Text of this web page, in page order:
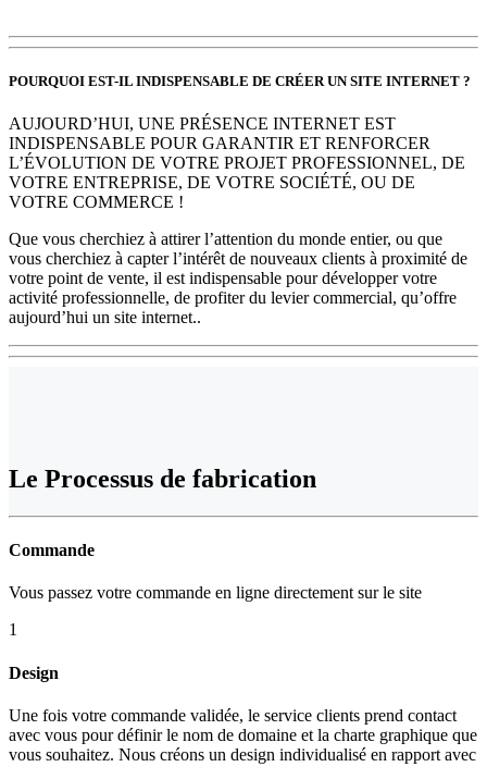
POURQUOI EST-IL INDISPENSABLE DE CRÉER UN SITE INTERNET ?
AUJOURD’HUI, UNE PRÉSENCE INTERNET EST
INDISPENSABLE POUR GARANTIR ET RENFORCER
L’ÉVOLUTION DE VOTRE PROJET PROFESSIONNEL, DE
VOTRE ENTREPRISE, DE VOTRE SOCIÉTÉ, OU DE
VOTRE COMMERCE !
Que vous cherchiez à attirer l’attention du monde entier, ou que
vous cherchiez à capter l’intérêt de nouveaux clients à proximité de
votre point de vente, il est indispensable pour développer votre
activité professionnelle, de profiter du levier commercial, qu’offre
aujourd’hui un site internet..
Le Processus de fabrication
Commande
Vous passez votre commande en ligne directement sur le site
1
Design
Une fois votre commande validée, le service clients prend contact
avec vous pour définir le nom de domaine et la charte graphique que
vous souhaitez. Nous créons un design individualisé en rapport avec